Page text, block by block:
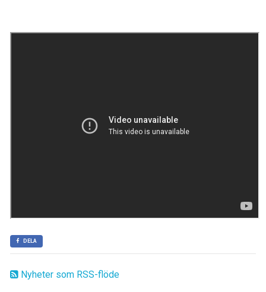
Nyheter som RSS-flöde
DELA